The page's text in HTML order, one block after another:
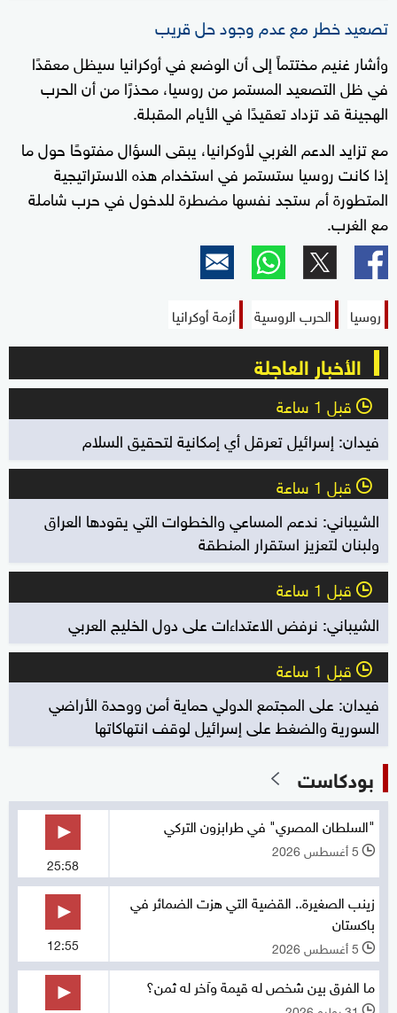
تصعيد خطر مع عدم وجود حل قريب
وأشار غنيم مختتماً إلى أن الوضع في أوكرانيا سيظل معقدًا
في ظل التصعيد المستمر من روسيا، محذرًا من أن الحرب
الهجينة قد تزداد تعقيدًا في الأيام المقبلة.
مع تزايد الدعم الغربي لأوكرانيا، يبقى السؤال مفتوحًا حول ما
إذا كانت روسيا ستستمر في استخدام هذه الاستراتيجية
المتطورة أم ستجد نفسها مضطرة للدخول في حرب شاملة
مع الغرب.
روسيا الحرب الروسية أزمة أوكرانيا
الأخبار العاجلة
l قبل 1 ساعة
فيدان: إسرائيل تعرقل أي إمكانية لتحقيق السلام
l قبل 1 ساعة
الشيباني: ندعم المساعي والخطوات التي يقودها العراق
ولبنان لتعزيز استقرار المنطقة
l قبل 1 ساعة
الشيباني: نرفض الاعتداءات على دول الخليج العربي
l قبل 1 ساعة
فيدان: على المجتمع الدولي حماية أمن ووحدة الأراضي
السورية والضغط على إسرائيل لوقف انتهاكاتها
بودكاست
"السلطان المصري" في طرابزون التركي
l 5 أغسطس 2026
25:58
زينب الصغيرة.. القضية التي هزت الضمائر في
باكستان
l 5 أغسطس 2026 12:55
ما الفرق بين شخص له قيمة وآخر له ثمن؟
l